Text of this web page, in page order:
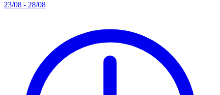
23/08 - 28/08